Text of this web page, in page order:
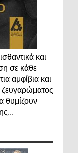
και
σε κάθε
αμφίβια και
ζευγαρώματος
θυμίζουν